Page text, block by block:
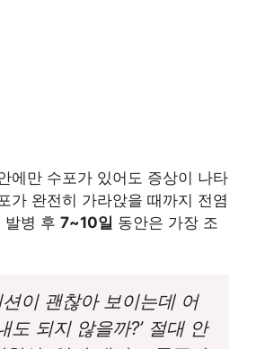
에만 수포가 있어도 증상이 나타
가 완전히 가라앉을 때까지 전염
발병 후 7~10일 동안은 가장 조
션이 괜찮아 보이는데 어
도 되지 않을까?’ 절대 안